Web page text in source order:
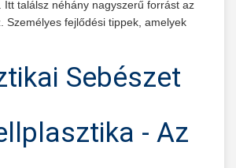
Itt találsz néhány nagyszerű forrást az
Személyes fejlődési tippek, amelyek
Sebészet
- Az